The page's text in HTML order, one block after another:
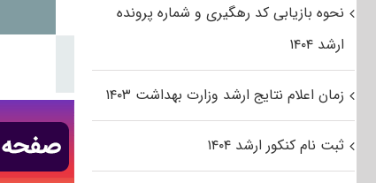
نحوه بازیابی کد رهگیری و شماره پرونده
ارشد ۱۴۰۴
زمان اعلام نتایج ارشد وزارت بهداشت ۱۴۰۳
ثبت نام کنکور ارشد ۱۴۰۴